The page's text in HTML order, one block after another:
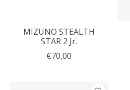
MIZUNO STEALTH
STAR 2 Jr.
€70,00